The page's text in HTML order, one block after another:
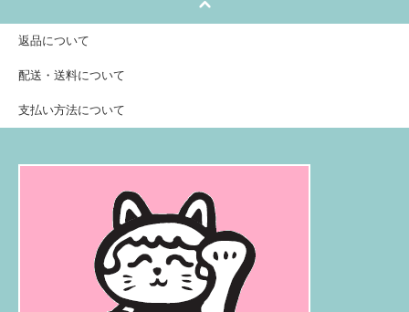
返品について
配送・送料について
支払い方法について